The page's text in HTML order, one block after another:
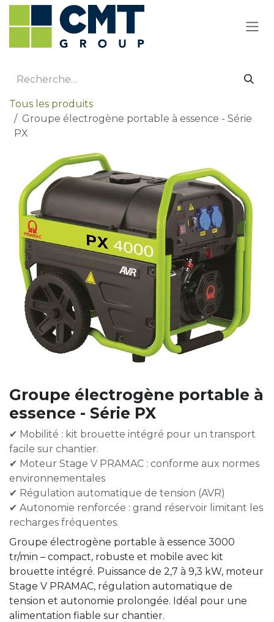
Se rendre au contenu
Tous les produits
Groupe électrogène portable à essence - Série
PX
Groupe électrogène portable à
essence - Série PX
✔ Mobilité : kit brouette intégré pour un transport
facile sur chantier.
✔ Moteur Stage V PRAMAC : conforme aux normes
environnementales
✔ Régulation automatique de tension (AVR)
✔ Autonomie renforcée : grand réservoir limitant les
recharges fréquentes.
Groupe électrogène portable à essence 3000
tr/min – compact, robuste et mobile avec kit
brouette intégré. Puissance de 2,7 à 9,3 kW, moteur
Stage V PRAMAC, régulation automatique de
tension et autonomie prolongée. Idéal pour une
alimentation fiable sur chantier.